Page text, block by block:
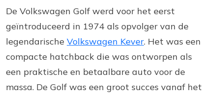
De Volkswagen Golf werd voor het eerst
geïntroduceerd in 1974 als opvolger van de
legendarische Volkswagen Kever. Het was een
compacte hatchback die was ontworpen als
een praktische en betaalbare auto voor de
massa. De Golf was een groot succes vanaf het